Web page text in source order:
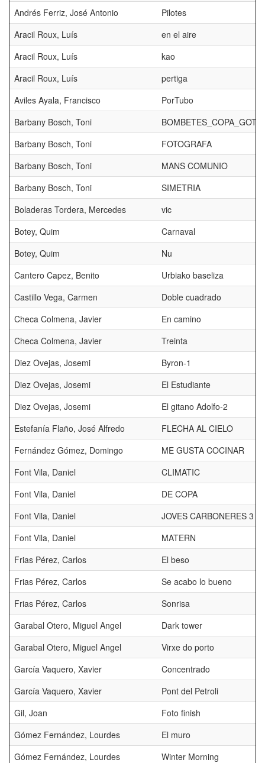
Andrés Ferriz, José Antonio
Pilotes
Aracil Roux, Luís
en el aire
Aracil Roux, Luís
kao
Aracil Roux, Luís
pertiga
Aviles Ayala, Francisco
PorTubo
Barbany Bosch, Toni
BOMBETES_COPA_GOT
Barbany Bosch, Toni
FOTOGRAFA
Barbany Bosch, Toni
MANS COMUNIO
Barbany Bosch, Toni
SIMETRIA
Boladeras Tordera, Mercedes
vic
Botey, Quim
Carnaval
Botey, Quim
Nu
Cantero Capez, Benito
Urbiako baseliza
Castillo Vega, Carmen
Doble cuadrado
Checa Colmena, Javier
En camino
Checa Colmena, Javier
Treinta
Diez Ovejas, Josemi
Byron-1
Diez Ovejas, Josemi
El Estudiante
Diez Ovejas, Josemi
El gitano Adolfo-2
Estefanía Flaño, José Alfredo
FLECHA AL CIELO
Fernández Gómez, Domingo
ME GUSTA COCINAR
Font Vila, Daniel
CLIMATIC
Font Vila, Daniel
DE COPA
Font Vila, Daniel
JOVES CARBONERES 3
Font Vila, Daniel
MATERN
Frias Pérez, Carlos
El beso
Frias Pérez, Carlos
Se acabo lo bueno
Frias Pérez, Carlos
Sonrisa
Garabal Otero, Miguel Angel
Dark tower
Garabal Otero, Miguel Angel
Virxe do porto
García Vaquero, Xavier
Concentrado
García Vaquero, Xavier
Pont del Petroli
Gil, Joan
Foto finish
Gómez Fernández, Lourdes
El muro
Gómez Fernández, Lourdes
Winter Morning